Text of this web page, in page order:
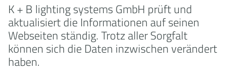
K + B lighting systems GmbH prüft und
aktualisiert die Informationen auf seinen
Webseiten ständig. Trotz aller Sorgfalt
können sich die Daten inzwischen verändert
haben.